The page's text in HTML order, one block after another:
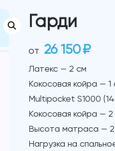
Гарди
от 26 150₽
Латекс — 2 см
Кокосовая койра — 1
Multipocket S1000
Кокосовая койра — 2
Высота матраса —
Нагрузка на